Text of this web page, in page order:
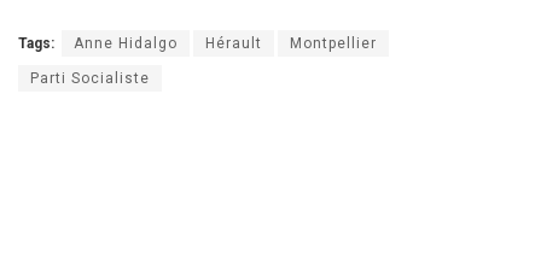
Tags: Anne Hidalgo Hérault Montpellier
Parti Socialiste